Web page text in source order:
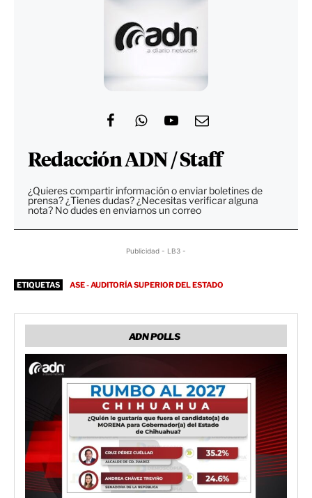
Redacción ADN / Staff
¿Quieres compartir información o enviar boletines de
prensa? ¿Tienes dudas? ¿Necesitas verificar alguna
nota? No dudes en enviarnos un correo
Publicidad - LB3 -
ETIQUETAS ASE - AUDITORÍA SUPERIOR DEL ESTADO
ADN POLLS